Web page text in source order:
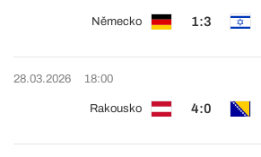
Německo 1:3
28.03.2026 18:00
Rakousko 4:0